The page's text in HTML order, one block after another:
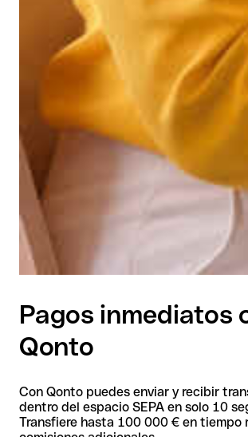
Pagos inmediatos
Qonto
Con Qonto puedes enviar y recibir
dentro del espacio SEPA en solo 10
Transfiere hasta 100 000 € en tiempo